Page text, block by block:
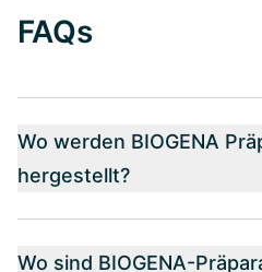
FAQs
Wo werden BIOGENA
hergestellt?
Wo sind BIOGENA-